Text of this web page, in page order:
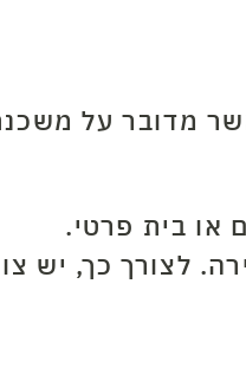
מדובר על
או בית פרטי.
לצורך כך, יש